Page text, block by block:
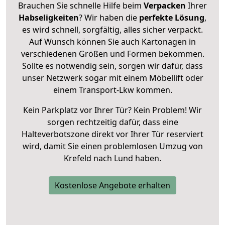
Brauchen Sie schnelle Hilfe beim Verpacken Ihrer
Habseligkeiten? Wir haben die perfekte Lösung,
es wird schnell, sorgfältig, alles sicher verpackt.
Auf Wunsch können Sie auch Kartonagen in
verschiedenen Größen und Formen bekommen.
Sollte es notwendig sein, sorgen wir dafür, dass
unser Netzwerk sogar mit einem Möbellift oder
einem Transport-Lkw kommen.
Kein Parkplatz vor Ihrer Tür? Kein Problem! Wir
sorgen rechtzeitig dafür, dass eine
Halteverbotszone direkt vor Ihrer Tür reserviert
wird, damit Sie einen problemlosen Umzug von
Krefeld nach Lund haben.
Kostenlose Angebote erhalten